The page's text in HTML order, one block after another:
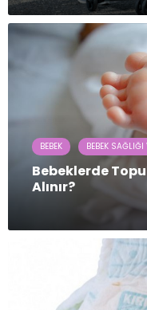
BEBEK BEBEK
Bebeklerde
Alınır?